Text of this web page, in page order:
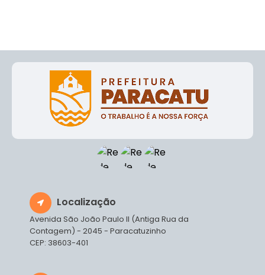
Localização
Avenida São João Paulo II (Antiga Rua da
Contagem) - 2045 - Paracatuzinho
CEP: 38603-401